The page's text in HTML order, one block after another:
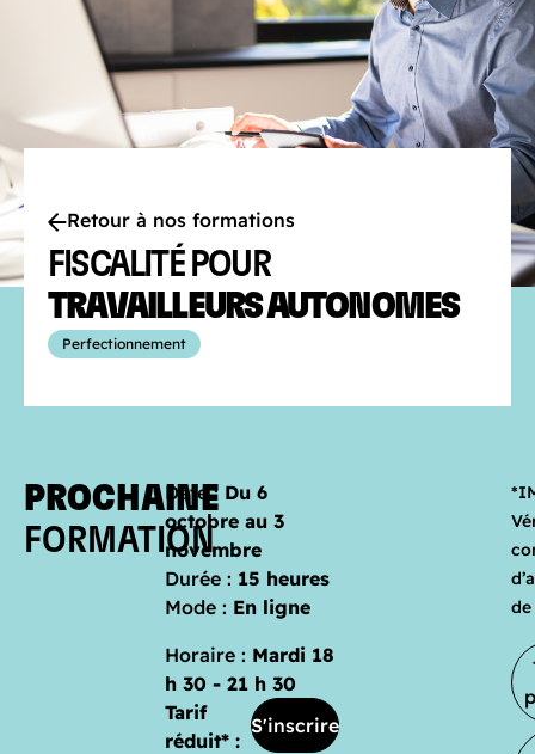
Retour à nos formations
FISCALITÉ POUR
TRAVAILLEURS AUTONOMES
Perfectionnement
PROCHAINE
FORMATION
Date : Du 6
octobre au 3
novembre
Durée : 15 heures
Mode : En ligne
Horaire : Mardi 18
h 30 - 21 h 30
Tarif
réduit* :
S'inscrire
de